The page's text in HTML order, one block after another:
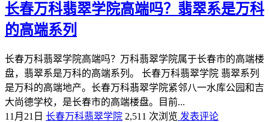
长春万科翡翠学院高端吗？翡翠系是万科
的高端系列
长春万科翡翠学院高端吗？万科翡翠学院属于长春市的高端楼
盘，翡翠系是万科的高端系列。 长春万科翡翠学院 翡翠系列
是万科的高端地产。长春万科翡翠学院紧邻八一水库公园和吉
大尚德学校，是长春市的高端楼盘。目前...
11月21日 长春万科翡翠学院 2,511 次浏览 发表评论